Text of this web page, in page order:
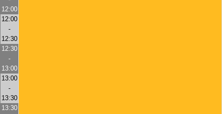
12:00
12:00
-
12:30
12:30
-
13:00
13:00
-
13:30
13:30